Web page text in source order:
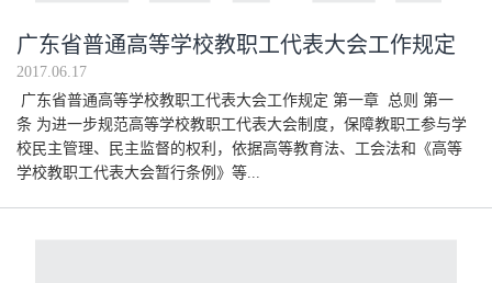
广东省普通高等学校教职工代表大会工作规定
2017.06.17
广东省普通高等学校教职工代表大会工作规定 第一章 总则 第一
条 为进一步规范高等学校教职工代表大会制度，保障教职工参与学
校民主管理、民主监督的权利，依据高等教育法、工会法和《高等
学校教职工代表大会暂行条例》等...